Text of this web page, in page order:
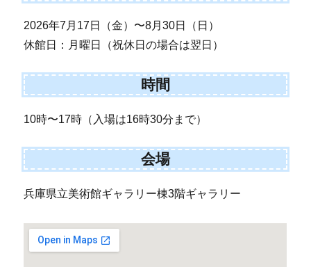
2026年7月17日（金）〜8月30日（日）
休館日：月曜日（祝休日の場合は翌日）
時間
10時〜17時（入場は16時30分まで）
会場
兵庫県立美術館ギャラリー棟3階ギャラリー